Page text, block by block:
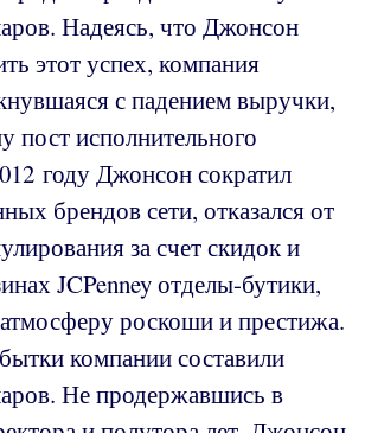
Надеясь, что Джонсон
этот успех, компания
с падением выручки,
пост исполнительного
году Джонсон сократил
брендов сети, отказался от
за счет скидок и
JCPenney отделы-бутики,
роскоши и престижа.
компании составили
Не продержавшись в